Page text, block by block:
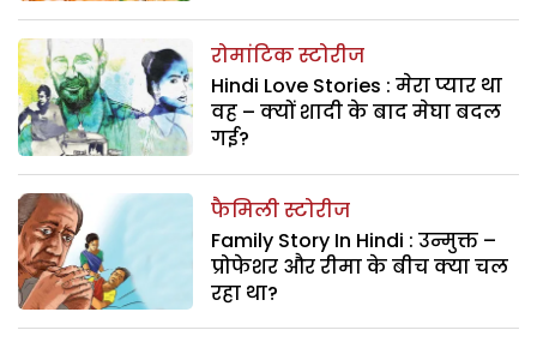
रोमांटिक स्टोरीज
Hindi Love Stories : मेरा प्यार था
वह – क्यों शादी के बाद मेघा बदल
गई?
फैमिली स्टोरीज
Family Story In Hindi : उन्मुक्त –
प्रोफेशर और रीमा के बीच क्या चल
रहा था?